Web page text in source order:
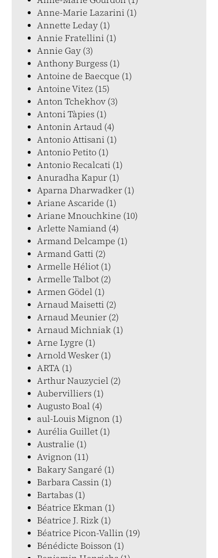
Anne-Marie Lazarini (1)
Annette Leday (1)
Annie Fratellini (1)
Annie Gay (3)
Anthony Burgess (1)
Antoine de Baecque (1)
Antoine Vitez (15)
Anton Tchekhov (3)
Antoni Tàpies (1)
Antonin Artaud (4)
Antonio Attisani (1)
Antonio Petito (1)
Antonio Recalcati (1)
Anuradha Kapur (1)
Aparna Dharwadker (1)
Ariane Ascaride (1)
Ariane Mnouchkine (10)
Arlette Namiand (4)
Armand Delcampe (1)
Armand Gatti (2)
Armelle Héliot (1)
Armelle Talbot (2)
Armen Gödel (1)
Arnaud Maisetti (2)
Arnaud Meunier (2)
Arnaud Michniak (1)
Arne Lygre (1)
Arnold Wesker (1)
ARTA (1)
Arthur Nauzyciel (2)
Aubervilliers (1)
Augusto Boal (4)
aul-Louis Mignon (1)
Aurélia Guillet (1)
Australie (1)
Avignon (11)
Bakary Sangaré (1)
Barbara Cassin (1)
Bartabas (1)
Béatrice Ekman (1)
Béatrice J. Rizk (1)
Béatrice Picon-Vallin (19)
Bénédicte Boisson (1)